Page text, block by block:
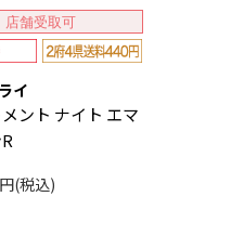
店舗受取可
イ
ント ナイト エマ
円(税込)